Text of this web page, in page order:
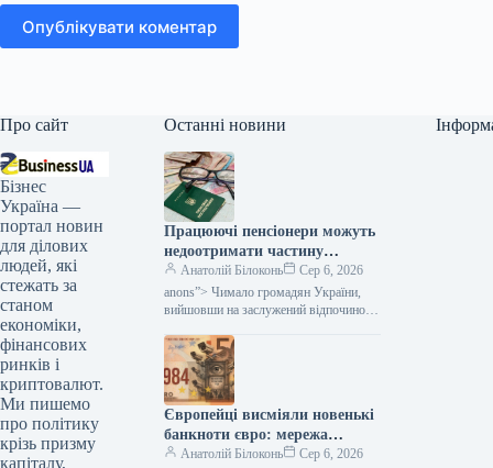
Опублікувати коментар
Про сайт
Бізнес
Україна —
портал новин
для ділових
людей, які
стежать за
станом
економіки,
фінансових
ринків і
криптовалют.
Ми пишемо
про політику
крізь призму
капіталу,
Останні новини
Працюючі пенсіонери можуть
недоотримати частину
надбавок: кого це торкнеться
— Міністерство фінансів
Анатолій Білоконь
Сер 6, 2026
anons”> Чимало громадян України,
вийшовши на заслужений відпочинок,
трудової діяльності. Сам факт
продовження роботи після досягнення
Європейці висміяли новенькі
банкноти євро: мережа
наповнилася мемами —
Анатолій Білоконь
Сер 6, 2026